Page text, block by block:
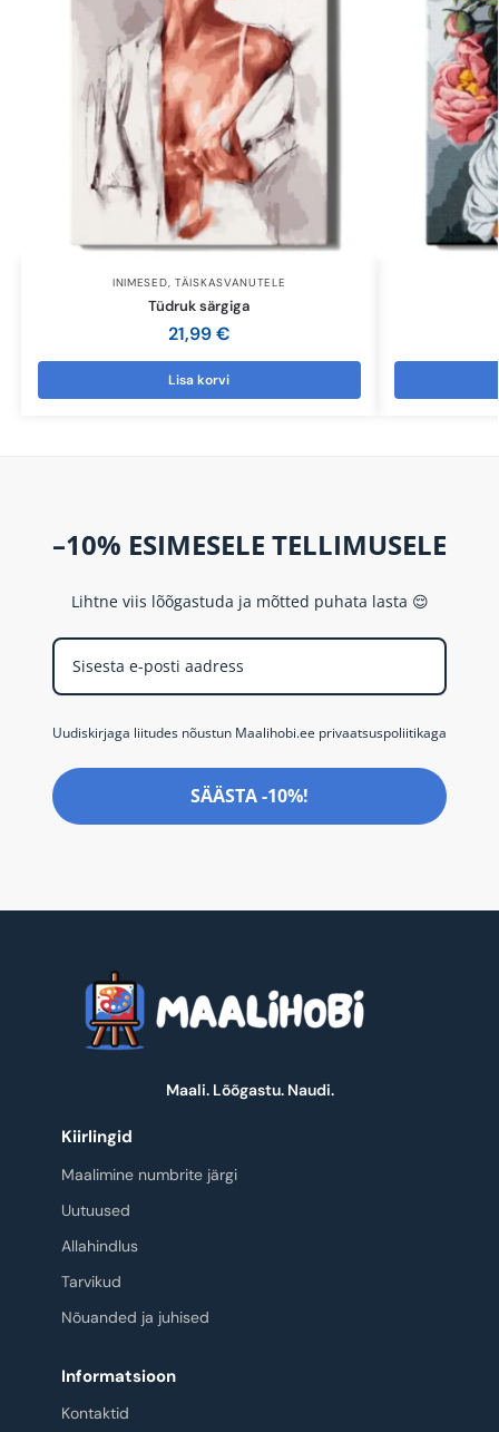
INIMESED, TÄISKASVANUTELE
Tüdruk särgiga
21,99€
Lisa korvi
–10% ESIMESELE TELLIMUSELE
Lihtne viis lõõgastuda ja mõtted puhata lasta 😌
Uudiskirjaga liitudes nõustun Maalihobi.ee privaatsuspoliitikaga
SÄÄSTA -10%!
Maali. Lõõgastu. Naudi.
Kiirlingid
Maalimine numbrite järgi
Uutuused
Allahindlus
Tarvikud
Nõuanded ja juhised
Informatsioon
Kontaktid